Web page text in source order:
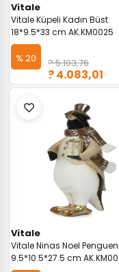
Vitale
Vitale Küpeli Kadın Büst
18*9.5*33 cm AK.KM0025
% 20 ? 5.103,76
? 4.083,01
Vitale
Vitale Ninas Noel Penguen
9.5*10.5*27.5 cm